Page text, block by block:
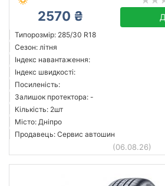
2570 ₴
Типорозмір: 285/30 R18
Сезон: літня
Індекс навантаження:
Індекс швидкості:
Посиленість:
Залишок протектора: -
Кількість: 2шт
Місто: Дніпро
Продавець: Сервис автошин
(06.08.26)